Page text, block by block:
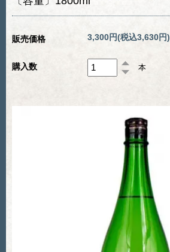
販売価格 3,300円(税込3,630円)
購入数 本